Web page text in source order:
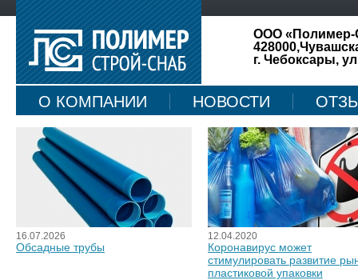
ООО «Полимер-
г. Чебоксары,
О КОМПАНИИ НОВОСТИ
КАРТА САЙТА
16.07.2026
Обсадные трубы
12.04.2020
Коронавирус может
стимулировать развитие
пластиковой упаковки